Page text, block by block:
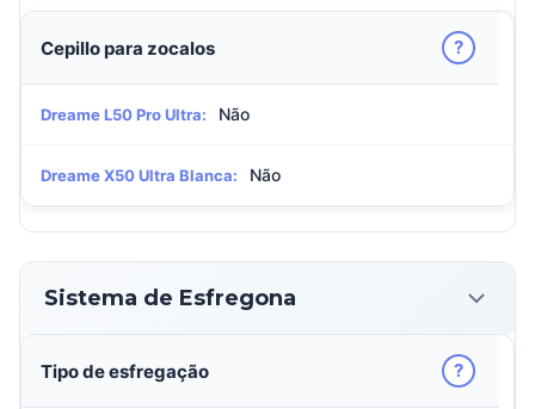
Cepillo para zocalos ?
Dreame L50 Pro Ultra: Não
Dreame X50 Ultra Blanca: Não
Sistema de Esfregona
Tipo de esfregação ?